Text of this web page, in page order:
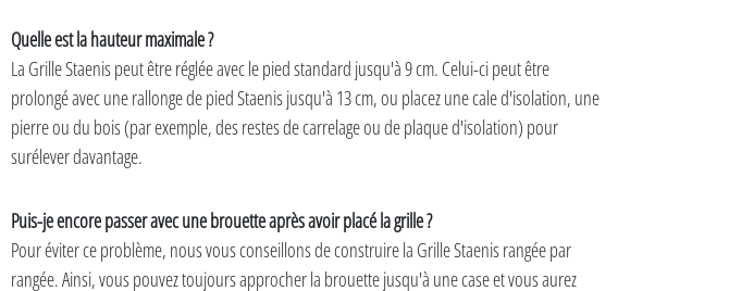
Quelle est la hauteur maximale ?
La Grille Staenis peut être réglée avec le pied standard jusqu'à 9 cm. Celui-ci peut être
prolongé avec une rallonge de pied Staenis jusqu'à 13 cm, ou placez une cale d'isolation, une
pierre ou du bois (par exemple, des restes de carrelage ou de plaque d'isolation) pour
surélever davantage.
Puis-je encore passer avec une brouette après avoir placé la grille ?
Pour éviter ce problème, nous vous conseillons de construire la Grille Staenis rangée par
rangée. Ainsi, vous pouvez toujours approcher la brouette jusqu'à une case et vous aurez